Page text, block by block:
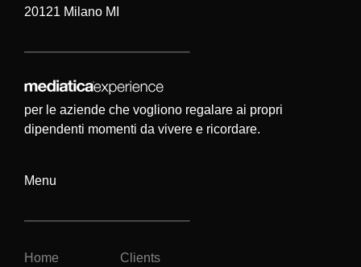
20121 Milano MI
per le aziende che vogliono regalare ai propri
dipendenti momenti da vivere e ricordare.
Menu
Home Clients